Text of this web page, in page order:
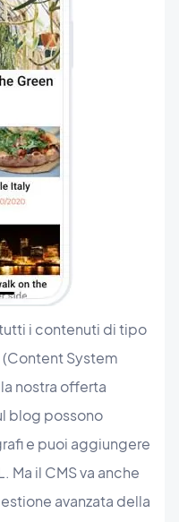
i contenuti di tipo
System
nostra offerta
blog possono
e puoi aggiungere
Ma il CMS va anche
avanzata della